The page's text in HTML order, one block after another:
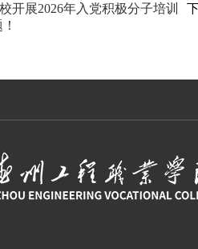
开展2026年入党积极分子培训